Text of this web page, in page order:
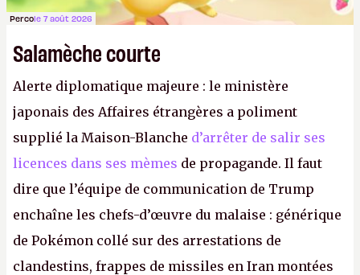
Percole 7 août 2026
Salamèche courte
Alerte diplomatique majeure : le ministère
japonais des Affaires étrangères a poliment
supplié la Maison-Blanche d’arrêter de salir ses
licences dans ses mèmes de propagande. Il faut
dire que l’équipe de communication de Trump
enchaîne les chefs-d’œuvre du malaise : générique
de Pokémon collé sur des arrestations de
clandestins, frappes de missiles en Iran montées